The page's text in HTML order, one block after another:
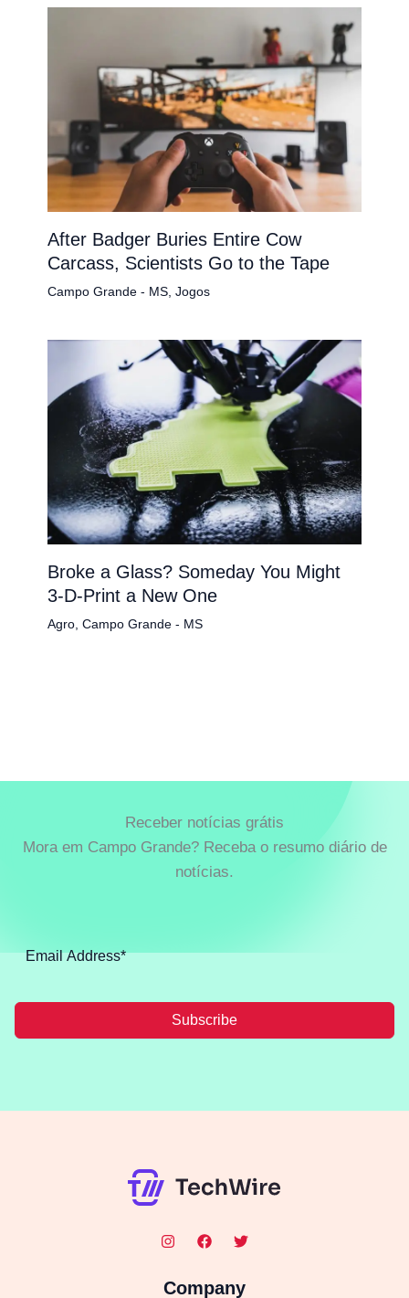
After Badger Buries Entire Cow
Carcass, Scientists Go to the Tape
Campo Grande - MS, Jogos
Broke a Glass? Someday You Might
3-D-Print a New One
Agro, Campo Grande - MS
Receber notícias grátis
Mora em Campo Grande? Receba o resumo diário de
notícias.
Subscribe
Company